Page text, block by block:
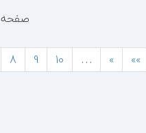
صفحه 2 از 45
8 9 10 … » »»